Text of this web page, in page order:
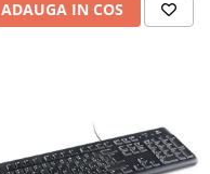
ADAUGA IN COS